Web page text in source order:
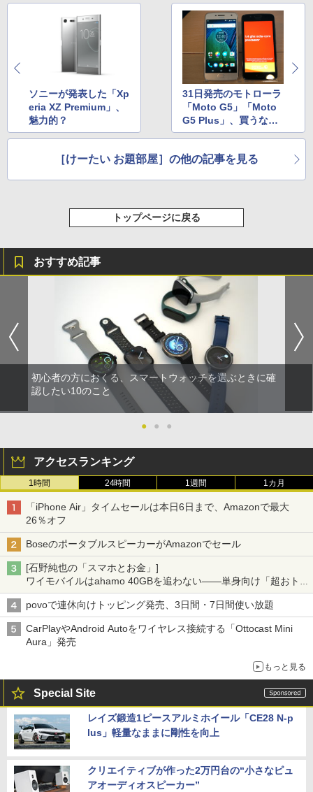
ソニーが発表した「Xp
eria XZ Premium」、
魅力的？
31日発売のモトローラ
「Moto G5」「Moto
G5 Plus」、買うなら
どっち？
［けーたい お題部屋］の他の記事を見る
トップページに戻る
おすすめ記事
初心者の方におくる、スマートウォッチを選ぶときに確
認したい10のこと
● ● ●
アクセスランキング
1時間 24時間 1週間 1カ月
「iPhone Air」タイムセールは本日6日まで、Amazonで最大
26％オフ
BoseのポータブルスピーカーがAmazonでセール
[石野純也の「スマホとお金」]
ワイモバイルはahamo 40GBを追わない――単身向け「超おトク
割」の安さと1年限定の注意点
povoで連休向けトッピング発売、3日間・7日間使い放題
CarPlayやAndroid Autoをワイヤレス接続する「Ottocast Mini
Aura」発売
もっと見る
Special Site
レイズ鍛造1ピースアルミホイール「CE28 N-p
lus」軽量なままに剛性を向上
クリエイティブが作った2万円台の“小さなピュ
アオーディオスピーカー”